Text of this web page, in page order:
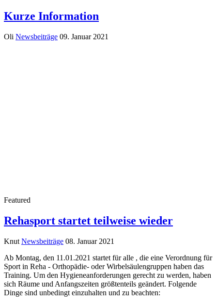
Kurze Information
Oli Newsbeiträge 09. Januar 2021
Featured
Rehasport startet teilweise wieder
Knut Newsbeiträge 08. Januar 2021
Ab Montag, den 11.01.2021 startet für alle , die eine Verordnung für
Sport in Reha - Orthopädie- oder Wirbelsäulengruppen haben das
Training. Um den Hygieneanforderungen gerecht zu werden, haben
sich Räume und Anfangszeiten größtenteils geändert. Folgende
Dinge sind unbedingt einzuhalten und zu beachten: